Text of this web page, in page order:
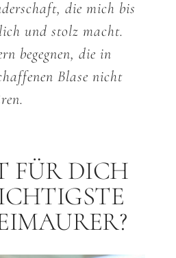
die mich bis
und stolz macht.
begegnen, die in
Blase nicht
FÜR DICH